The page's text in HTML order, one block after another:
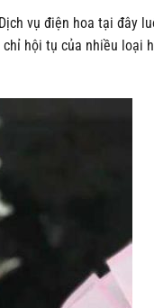
vụ điện hoa tại đây
hội tụ của nhiều loại